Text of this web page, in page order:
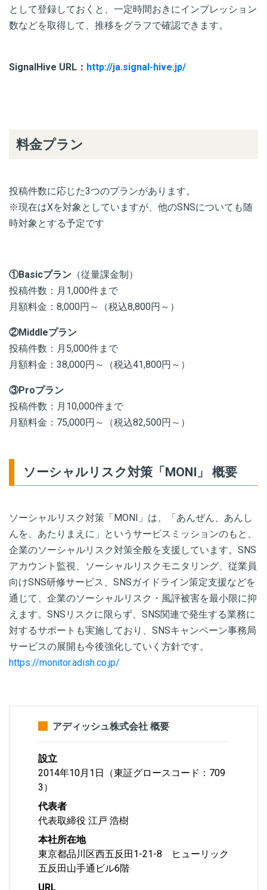
として登録しておくと、一定時間おきにインプレッション
数などを取得して、推移をグラフで確認できます。
SignalHive URL： http://ja.signal-hive.jp/
料金プラン
投稿件数に応じた3つのプランがあります。
※現在はXを対象としていますが、他のSNSについても随
時対象とする予定です
①Basicプラン （従量課金制）
投稿件数：月1,000件まで
月額料金：8,000円～（税込8,800円～）
②Middleプラン
投稿件数：月5,000件まで
月額料金：38,000円～（税込41,800円～）
③Proプラン
投稿件数：月10,000件まで
月額料金：75,000円～（税込82,500円～）
ソーシャルリスク対策「MONI」 概要
ソーシャルリスク対策「MONI」は、「あんぜん、あんし
んを、あたりまえに」というサービスミッションのもと、
企業のソーシャルリスク対策全般を支援しています。SNS
アカウント監視、ソーシャルリスクモニタリング、従業員
向けSNS研修サービス、SNSガイドライン策定支援などを
通じて、企業のソーシャルリスク・風評被害を最小限に抑
えます。SNSリスクに限らず、SNS関連で発生する業務に
対するサポートも実施しており、SNSキャンペーン事務局
サービスの展開も今後強化していく方針です。
https://monitor.adish.co.jp/
アディッシュ株式会社 概要
設立
2014年10月1日（東証グロースコード：709
3）
代表者
代表取締役 江戸 浩樹
本社所在地
東京都品川区西五反田1-21-8 ヒューリック
五反田山手通ビル6階
URL